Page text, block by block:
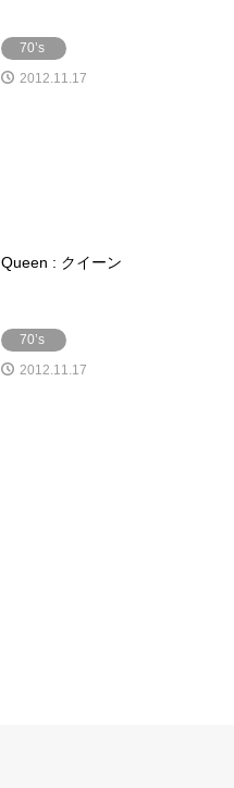
70’s
2012.11.17
Queen : クイーン
70’s
2012.11.17